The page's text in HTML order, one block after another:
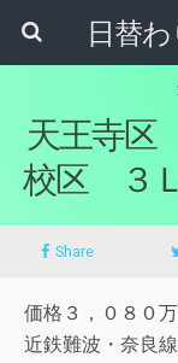
天王寺
校区 ３
Share
価格３，０８０
近鉄難波・奈良